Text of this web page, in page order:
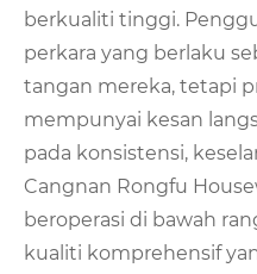
berkualiti tinggi.
perkara yang berlaku
tangan mereka, tetapi
mempunyai kesan
pada konsistensi,
Cangnan Rongfu
beroperasi di bawah
kualiti komprehensif